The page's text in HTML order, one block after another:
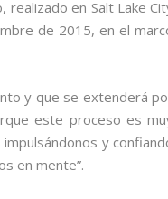
en Salt Lake
de 2015, en el
y que se extenderá
este proceso es
y
en mente”.